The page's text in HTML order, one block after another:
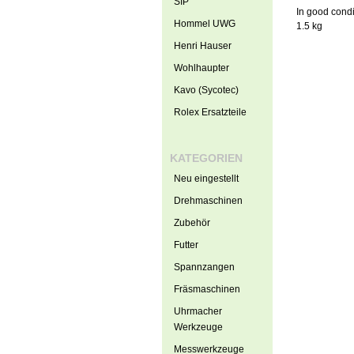
In good
1.5 kg
Hommel UWG
Henri Hauser
Wohlhaupter
Kavo (Sycotec)
Rolex Ersatzteile
KATEGORIEN
Neu eingestellt
Drehmaschinen
Zubehör
Futter
Spannzangen
Fräsmaschinen
Uhrmacher
Werkzeuge
Messwerkzeuge